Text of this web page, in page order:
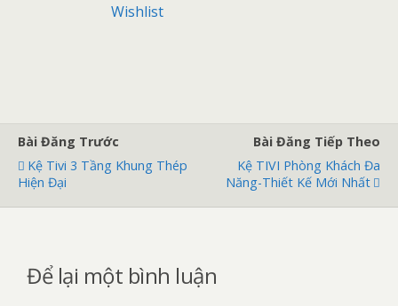
a
Wishlist
Bài Đăng Trước
Kệ Tivi 3 Tầng Khung Thép
Hiện Đại
Bài Đăng Tiếp Theo
Kệ TIVI Phòng Khách Đa
Năng-Thiết Kế Mới Nhất
Để lại một bình luận